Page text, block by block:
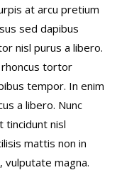
at arcu pretium
sed dapibus
nisl purus a libero.
rhoncus tortor
tempor. In enim
a libero. Nunc
tincidunt nisl
mattis non in
vulputate magna.